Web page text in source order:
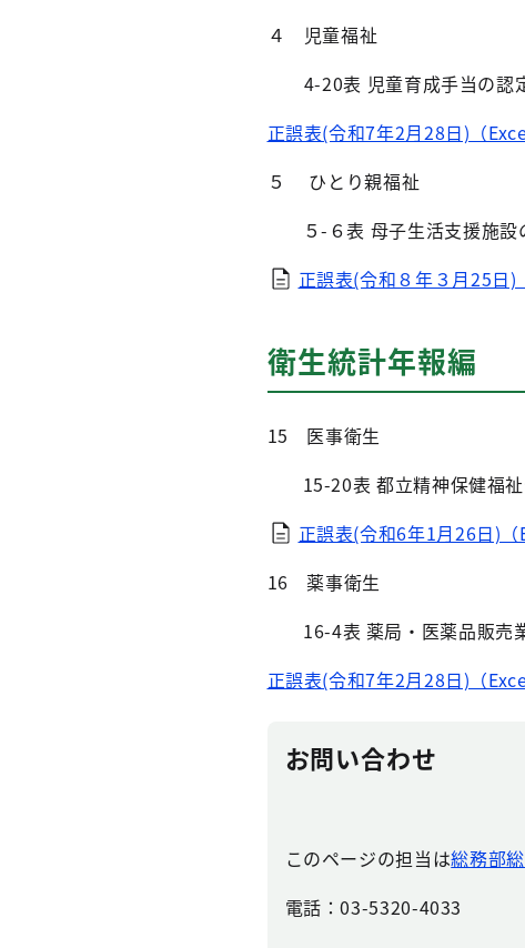
４ 児童福祉
4-20表 児童育成手当の認
正誤表(令和7年2月28日)（
５ ひとり親福祉
５-６表 母子生活支援施設
正誤表(令和８年３月25日)
衛生統計年報編
15 医事衛生
15-20表 都立精神保健福
正誤表(令和6年1月26日)（
16 薬事衛生
16-4表 薬局・医薬品販売
正誤表(令和7年2月28日)（
お問い合わせ
このページの担当は総務部
電話：03-5320-4033